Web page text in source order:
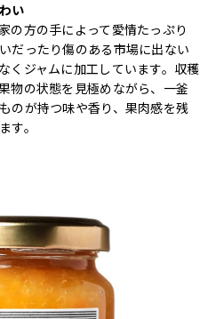
い
の方の手によって愛情たっぷり
だったり傷のある市場に出ない
くジャムに加工しています。収穫
物の状態を見極めながら、一釜
のが持つ味や香り、果肉感を残
す。